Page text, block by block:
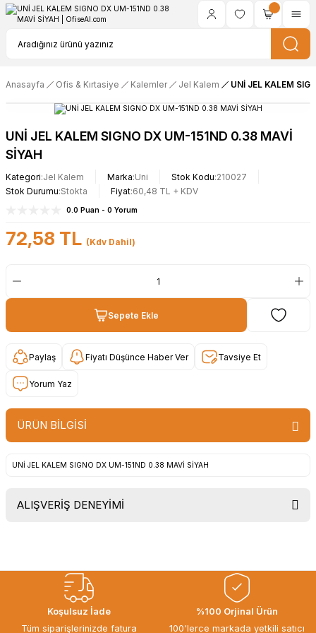
Anasayfa Ofis & Kırtasiye Kalemler Jel Kalem UNİ JEL KALEM
UNİ JEL KALEM SIGNO DX UM-151ND 0.38 MAVİ
SİYAH
Kategori Jel Kalem Marka Uni Stok Kodu 210027
Stok Durumu Stokta Fiyat 60,48 TL + KDV
0.0 Puan - 0 Yorum
72,58 TL (Kdv Dahil)
Sepete Ekle
Paylaş Fiyatı Düşünce Haber Ver Tavsiye Et
Yorum Yaz
ÜRÜN BİLGİSİ
UNİ JEL KALEM SIGNO DX UM-151ND 0.38 MAVİ SİYAH
ALIŞVERİŞ DENEYİMİ
gorusmek uzere, hayirli ve bol
kazanclar dilerim.
İbrahim Ertuğrul ARSLANOĞLU |
Koşulsuz İade
Tüm siparişlerinizde fatura
%100 Orjinal Ürün
100'lerce markada yetkili satıcı